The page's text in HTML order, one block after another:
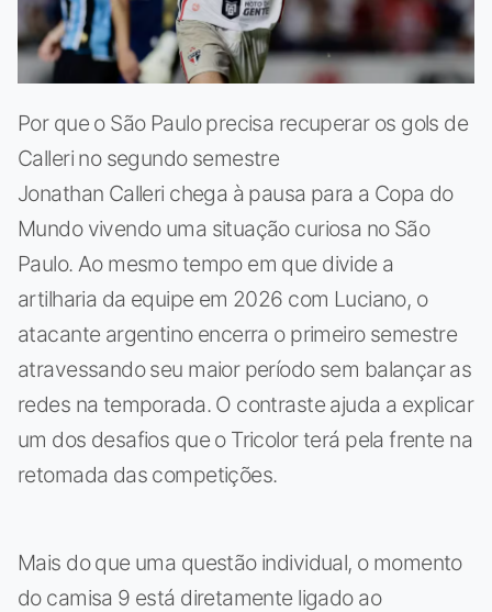
Por que o São Paulo precisa recuperar os gols de
Calleri no segundo semestre
Jonathan Calleri chega à pausa para a Copa do
Mundo vivendo uma situação curiosa no São
Paulo. Ao mesmo tempo em que divide a
artilharia da equipe em 2026 com Luciano, o
atacante argentino encerra o primeiro semestre
atravessando seu maior período sem balançar as
redes na temporada. O contraste ajuda a explicar
um dos desafios que o Tricolor terá pela frente na
retomada das competições.
Mais do que uma questão individual, o momento
do camisa 9 está diretamente ligado ao